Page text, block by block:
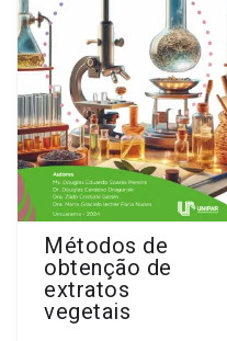
Métodos de
obtenção de
extratos
vegetais